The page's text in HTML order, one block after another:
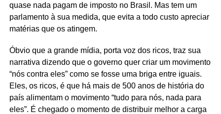
quase nada pagam de imposto no Brasil. Mas tem um
parlamento à sua medida, que evita a todo custo apreciar
matérias que os atingem.
Óbvio que a grande mídia, porta voz dos ricos, traz sua
narrativa dizendo que o governo quer criar um movimento
“nós contra eles” como se fosse uma briga entre iguais.
Eles, os ricos, é que há mais de 500 anos de história do
país alimentam o movimento “tudo para nós, nada para
eles”. É chegado o momento de distribuir melhor a carga